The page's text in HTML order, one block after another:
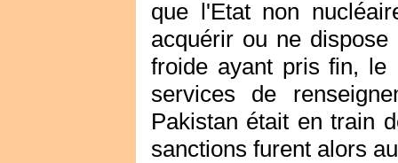
que l'Etat non
acquérir ou ne
froide ayant pris fin, le
services de
Pakistan était en train
sanctions furent alors